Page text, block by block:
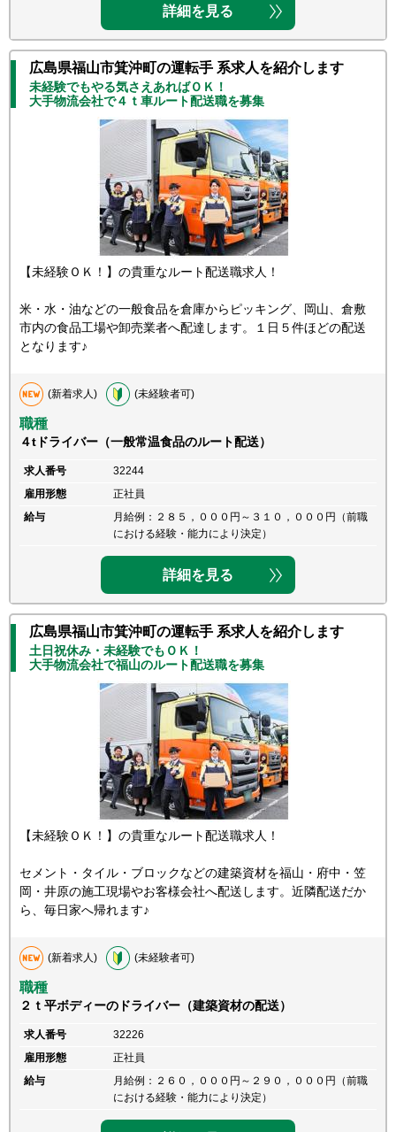
詳細を見る
広島県福山市箕沖町の運転手 系求人を紹介します
未経験でもやる気さえあればＯＫ！
大手物流会社で４ｔ車ルート配送職を募集
【未経験ＯＫ！】の貴重なルート配送職求人！
米・水・油などの一般食品を倉庫からピッキング、岡山、倉敷
市内の食品工場や卸売業者へ配達します。１日５件ほどの配送
となります♪
(新着求人) (未経験者可)
職種
４tドライバー（一般常温食品のルート配送）
求人番号
32244
雇用形態
正社員
給与
月給例：２８５，０００円～３１０，０００円（前職
における経験・能力により決定）
詳細を見る
広島県福山市箕沖町の運転手 系求人を紹介します
土日祝休み・未経験でもＯＫ！
大手物流会社で福山のルート配送職を募集
【未経験ＯＫ！】の貴重なルート配送職求人！
セメント・タイル・ブロックなどの建築資材を福山・府中・笠
岡・井原の施工現場やお客様会社へ配送します。近隣配送だか
ら、毎日家へ帰れます♪
(新着求人) (未経験者可)
職種
２ｔ平ボディーのドライバー（建築資材の配送）
求人番号
32226
雇用形態
正社員
給与
月給例：２６０，０００円～２９０，０００円（前職
における経験・能力により決定）